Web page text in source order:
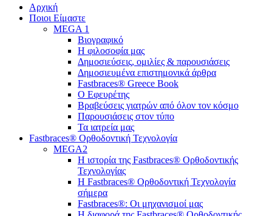
Close
Menu
Αρχική
Ποιοι Είμαστε
MEGA 1
Βιογραφικό
Η φιλοσοφία μας
Δημοσιεύσεις, ομιλίες & παρουσιάσεις
Δημοσιευμένα επιστημονικά άρθρα
Fastbraces® Greece Book
Ο Εφευρέτης
Bραβεύσεις γιατρών από όλον τον κόσμο
Παρουσιάσεις στον τύπο
Τα ιατρεία μας
Fastbraces® Ορθοδοντική Τεχνολογία
MEGA2
Η ιστορία της Fastbraces® Ορθοδοντικής
Τεχνολογίας
H Fastbraces® Ορθοδοντική Τεχνολογία
σήμερα
Fastbraces®: Οι μηχανισμοί μας